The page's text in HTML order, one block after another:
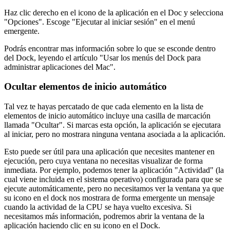
Haz clic derecho en el icono de la aplicación en el Doc y selecciona
"Opciones". Escoge "Ejecutar al iniciar sesión" en el menú
emergente.
Podrás encontrar mas información sobre lo que se esconde dentro
del Dock, leyendo el artículo "Usar los menús del Dock para
administrar aplicaciones del Mac".
Ocultar elementos de inicio automático
Tal vez te hayas percatado de que cada elemento en la lista de
elementos de inicio automático incluye una casilla de marcación
llamada "Ocultar". Si marcas esta opción, la aplicación se ejecutara
al iniciar, pero no mostrara ninguna ventana asociada a la aplicación.
Esto puede ser útil para una aplicación que necesites mantener en
ejecución, pero cuya ventana no necesitas visualizar de forma
inmediata. Por ejemplo, podemos tener la aplicación "Actividad" (la
cual viene incluida en el sistema operativo) configurada para que se
ejecute automáticamente, pero no necesitamos ver la ventana ya que
su icono en el dock nos mostrara de forma emergente un mensaje
cuando la actividad de la CPU se haya vuelto excesiva. Si
necesitamos más información, podremos abrir la ventana de la
aplicación haciendo clic en su icono en el Dock.